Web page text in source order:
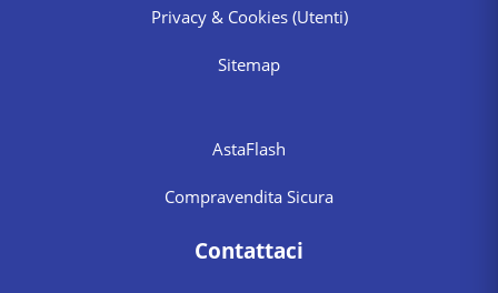
Privacy & Cookies (Utenti)
Sitemap
AstaFlash
Compravendita Sicura
Contattaci